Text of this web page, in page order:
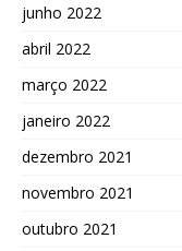
junho 2022
abril 2022
março 2022
janeiro 2022
dezembro 2021
novembro 2021
outubro 2021